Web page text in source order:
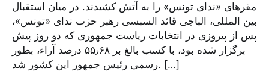
مقرهای «ندای تونس» را به آتش کشیدند. در میان استقبال
بین المللی، الباجی قائد السبسی رهبر حزب ندای «تونس»،
پس از پیروزی در انتخابات ریاست جمهوری که دو روز پیش
برگزار شده بود، با کسب بالغ بر ۵۵٫۶۸ درصد آراء، بطور
رسمی رئیس جمهور این کشور شد. […]